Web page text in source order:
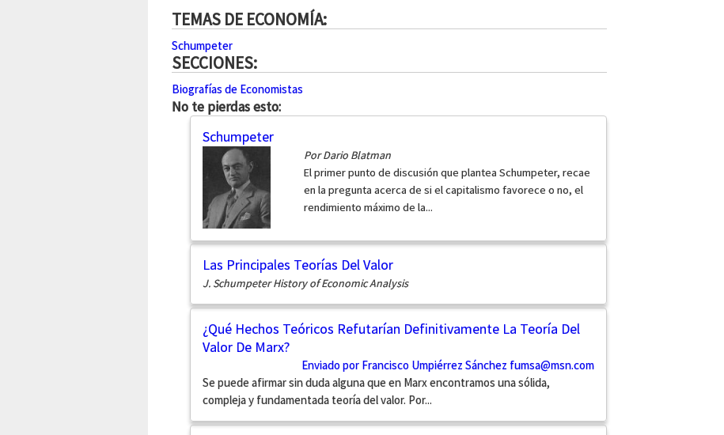
TEMAS DE ECONOMÍA:
Schumpeter
SECCIONES:
Biografías de Economistas
No te pierdas esto:
Schumpeter
Por Dario Blatman
El primer punto de discusión que plantea Schumpeter, recae
en la pregunta acerca de si el capitalismo favorece o no, el
rendimiento máximo de la...
Las Principales Teorías Del Valor
J. Schumpeter History of Economic Analysis
¿Qué Hechos Teóricos Refutarían Definitivamente La Teoría Del
Valor De Marx?
Enviado por Francisco Umpiérrez Sánchez fumsa@msn.com
Se puede afirmar sin duda alguna que en Marx encontramos una sólida,
compleja y fundamentada teoría del valor. Por...